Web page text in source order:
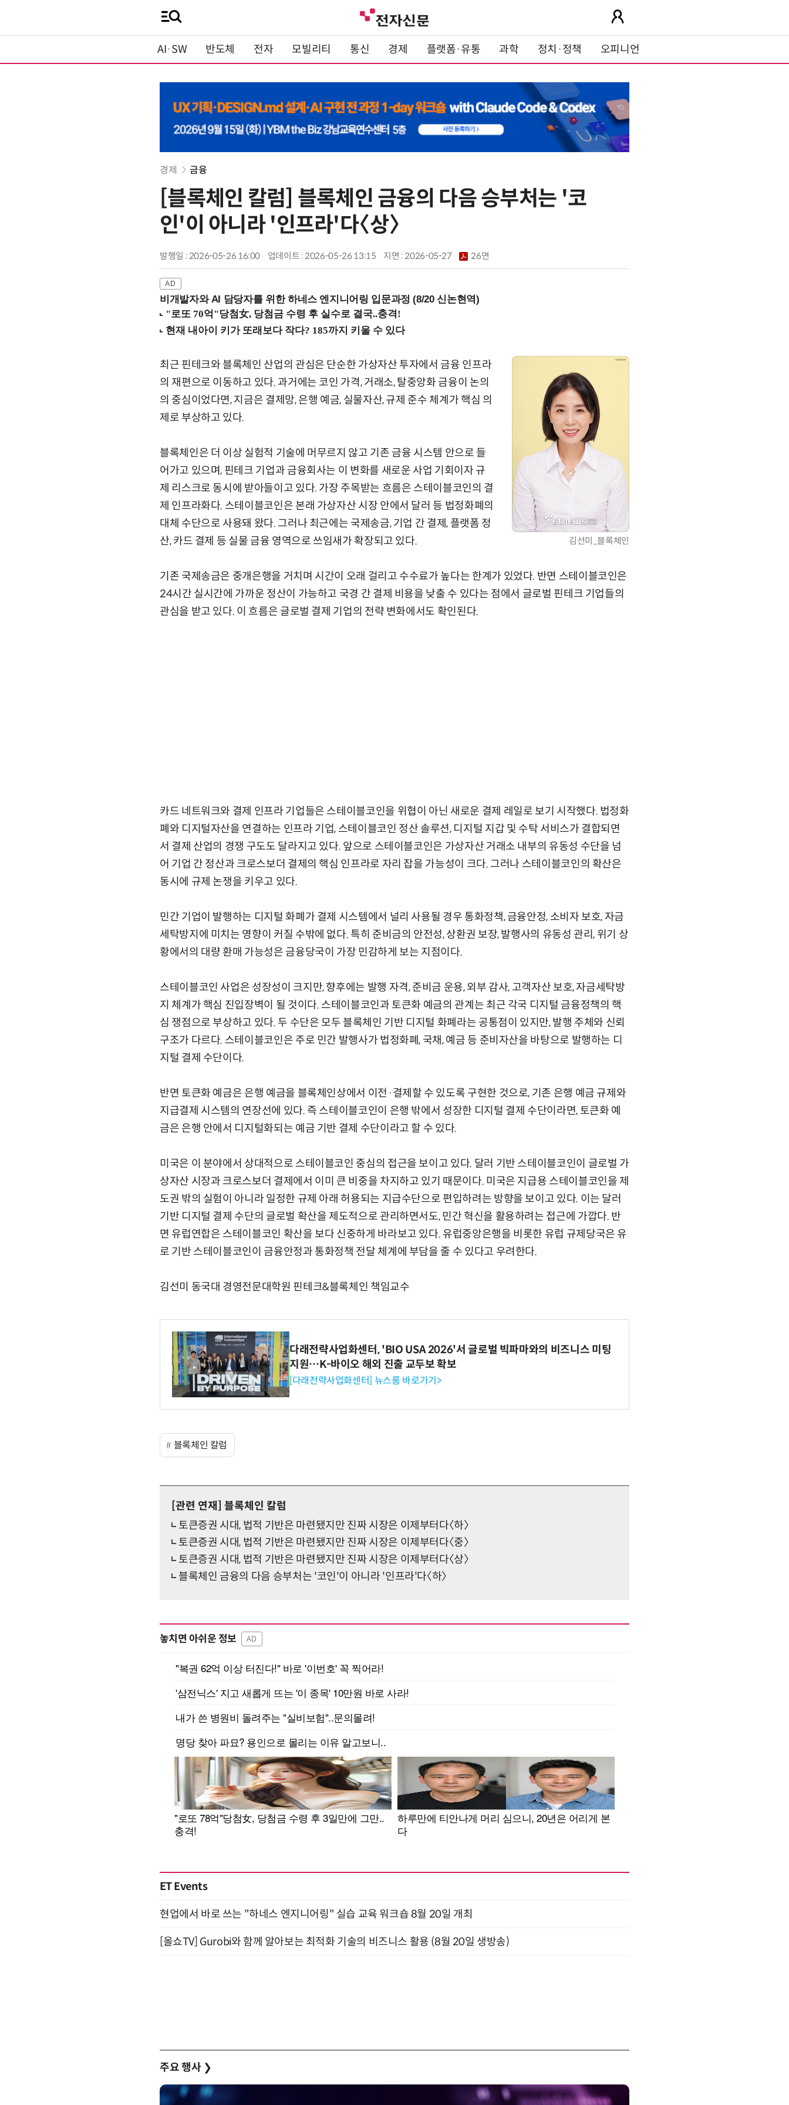
AI·SW 반도체 전자 모빌리티 통신 경제 플랫폼·유통 과학 정치·정책 오피니언
경제 금융
[블록체인 칼럼] 블록체인 금융의 다음 승부처는 '코
인'이 아니라 '인프라'다〈상〉
발행일 : 2026-05-26 16:00 업데이트 : 2026-05-26 13:15 지면 :2026-05-27 26면
비개발자와 AI 담당자를 위한 하네스 엔지니어링 입문과정 (8/20 신논현역)
김선미_블록체인
최근 핀테크와 블록체인 산업의 관심은 단순한 가상자산 투자에서 금융 인프라
의 재편으로 이동하고 있다. 과거에는 코인 가격, 거래소, 탈중앙화 금융이 논의
의 중심이었다면, 지금은 결제망, 은행 예금, 실물자산, 규제 준수 체계가 핵심 의
제로 부상하고 있다.
블록체인은 더 이상 실험적 기술에 머무르지 않고 기존 금융 시스템 안으로 들
어가고 있으며, 핀테크 기업과 금융회사는 이 변화를 새로운 사업 기회이자 규
제 리스크로 동시에 받아들이고 있다. 가장 주목받는 흐름은 스테이블코인의 결
제 인프라화다. 스테이블코인은 본래 가상자산 시장 안에서 달러 등 법정화폐의
대체 수단으로 사용돼 왔다. 그러나 최근에는 국제송금, 기업 간 결제, 플랫폼 정
산, 카드 결제 등 실물 금융 영역으로 쓰임새가 확장되고 있다.
기존 국제송금은 중개은행을 거치며 시간이 오래 걸리고 수수료가 높다는 한계가 있었다. 반면 스테이블코인은
24시간 실시간에 가까운 정산이 가능하고 국경 간 결제 비용을 낮출 수 있다는 점에서 글로벌 핀테크 기업들의
관심을 받고 있다. 이 흐름은 글로벌 결제 기업의 전략 변화에서도 확인된다.
카드 네트워크와 결제 인프라 기업들은 스테이블코인을 위협이 아닌 새로운 결제 레일로 보기 시작했다. 법정화
폐와 디지털자산을 연결하는 인프라 기업, 스테이블코인 정산 솔루션, 디지털 지갑 및 수탁 서비스가 결합되면
서 결제 산업의 경쟁 구도도 달라지고 있다. 앞으로 스테이블코인은 가상자산 거래소 내부의 유동성 수단을 넘
어 기업 간 정산과 크로스보더 결제의 핵심 인프라로 자리 잡을 가능성이 크다. 그러나 스테이블코인의 확산은
동시에 규제 논쟁을 키우고 있다.
민간 기업이 발행하는 디지털 화폐가 결제 시스템에서 널리 사용될 경우 통화정책, 금융안정, 소비자 보호, 자금
세탁방지에 미치는 영향이 커질 수밖에 없다. 특히 준비금의 안전성, 상환권 보장, 발행사의 유동성 관리, 위기 상
황에서의 대량 환매 가능성은 금융당국이 가장 민감하게 보는 지점이다.
스테이블코인 사업은 성장성이 크지만, 향후에는 발행 자격, 준비금 운용, 외부 감사, 고객자산 보호, 자금세탁방
지 체계가 핵심 진입장벽이 될 것이다. 스테이블코인과 토큰화 예금의 관계는 최근 각국 디지털 금융정책의 핵
심 쟁점으로 부상하고 있다. 두 수단은 모두 블록체인 기반 디지털 화폐라는 공통점이 있지만, 발행 주체와 신뢰
구조가 다르다. 스테이블코인은 주로 민간 발행사가 법정화폐, 국채, 예금 등 준비자산을 바탕으로 발행하는 디
지털 결제 수단이다.
반면 토큰화 예금은 은행 예금을 블록체인상에서 이전·결제할 수 있도록 구현한 것으로, 기존 은행 예금 규제와
지급결제 시스템의 연장선에 있다. 즉 스테이블코인이 은행 밖에서 성장한 디지털 결제 수단이라면, 토큰화 예
금은 은행 안에서 디지털화되는 예금 기반 결제 수단이라고 할 수 있다.
미국은 이 분야에서 상대적으로 스테이블코인 중심의 접근을 보이고 있다. 달러 기반 스테이블코인이 글로벌 가
상자산 시장과 크로스보더 결제에서 이미 큰 비중을 차지하고 있기 때문이다. 미국은 지급용 스테이블코인을 제
도권 밖의 실험이 아니라 일정한 규제 아래 허용되는 지급수단으로 편입하려는 방향을 보이고 있다. 이는 달러
기반 디지털 결제 수단의 글로벌 확산을 제도적으로 관리하면서도, 민간 혁신을 활용하려는 접근에 가깝다. 반
면 유럽연합은 스테이블코인 확산을 보다 신중하게 바라보고 있다. 유럽중앙은행을 비롯한 유럽 규제당국은 유
로 기반 스테이블코인이 금융안정과 통화정책 전달 체계에 부담을 줄 수 있다고 우려한다.
김선미 동국대 경영전문대학원 핀테크&블록체인 책임교수
다래전략사업화센터, 'BIO USA 2026'서 글로벌 빅파마와의 비즈니스 미팅
지원…K-바이오 해외 진출 교두보 확보
[다래전략사업화센터] 뉴스룸 바로가기>
블록체인 칼럼
[관련 연재]
블록체인 칼럼
토큰증권 시대, 법적 기반은 마련됐지만 진짜 시장은 이제부터다〈하〉
토큰증권 시대, 법적 기반은 마련됐지만 진짜 시장은 이제부터다〈중〉
토큰증권 시대, 법적 기반은 마련됐지만 진짜 시장은 이제부터다〈상〉
블록체인 금융의 다음 승부처는 '코인'이 아니라 '인프라'다〈하〉
놓치면 아쉬운 정보 AD
ET Events
현업에서 바로 쓰는 "하네스 엔지니어링" 실습 교육 워크숍 8월 20일 개최
[올쇼TV] Gurobi와 함께 알아보는 최적화 기술의 비즈니스 활용 (8월 20일 생방송)
주요 행사 ❯